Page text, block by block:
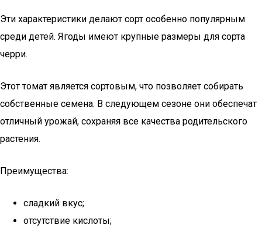
Эти характеристики делают сорт особенно популярным
среди детей. Ягоды имеют крупные размеры для сорта
черри.
Этот томат является сортовым, что позволяет собирать
собственные семена. В следующем сезоне они обеспечат
отличный урожай, сохраняя все качества родительского
растения.
Преимущества:
сладкий вкус;
отсутствие кислоты;